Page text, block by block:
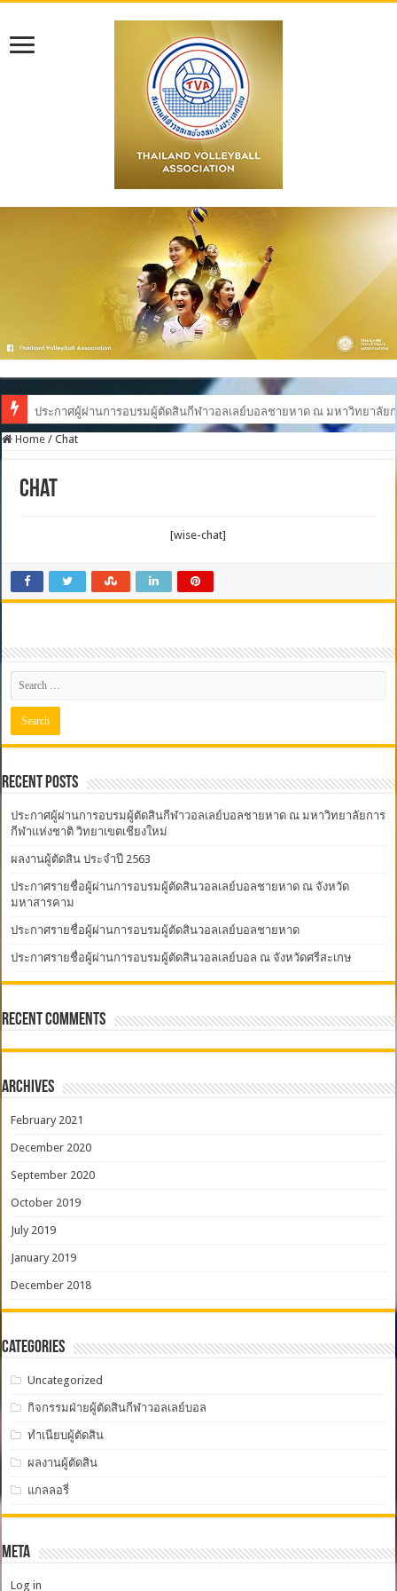
ประกาศผู้ผ่านการอบรมผู้ตัดสินกีฬาวอลเลย์บอลชายหาด ณ มหาวิทยาลัย
ผลงานผู้ตัดสิน ประจำปี 2563
Home / Chat
Chat
[wise-chat]
Recent Posts
ประกาศผู้ผ่านการอบรมผู้ตัดสินกีฬาวอลเลย์บอลชายหาด ณ มหาวิทยาลัยการ
กีฬาแห่งชาติ วิทยาเขตเชียงใหม่
ผลงานผู้ตัดสิน ประจำปี 2563
ประกาศรายชื่อผู้ผ่านการอบรมผู้ตัดสินวอลเลย์บอลชายหาด ณ จังหวัด
มหาสารคาม
ประกาศรายชื่อผู้ผ่านการอบรมผู้ตัดสินวอลเลย์บอลชายหาด
ประกาศรายชื่อผู้ผ่านการอบรมผู้ตัดสินวอลเลย์บอล ณ จังหวัดศรีสะเกษ
Recent Comments
Archives
February 2021
December 2020
September 2020
October 2019
July 2019
January 2019
December 2018
Categories
Uncategorized
กิจกรรมฝ่ายผู้ตัดสินกีฬาวอลเลย์บอล
ทำเนียบผู้ตัดสิน
ผลงานผู้ตัดสิน
แกลลอรี่
Meta
Log in